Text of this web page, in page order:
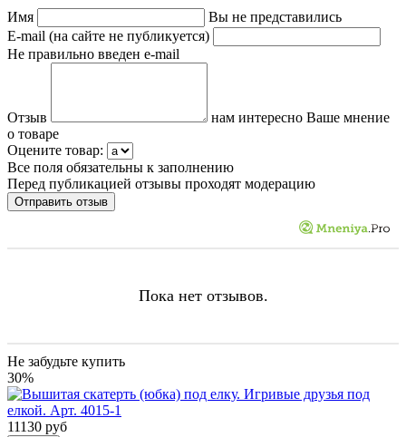
Имя
Вы не представились
E-mail (на сайте не публикуется)
Не правильно введен e-mail
Отзыв
нам интересно Ваше мнение
о товаре
Оцените товар:
Все поля обязательны к заполнению
Перед публикацией отзывы проходят модерацию
Пока нет отзывов.
Не забудьте купить
30%
11130 руб